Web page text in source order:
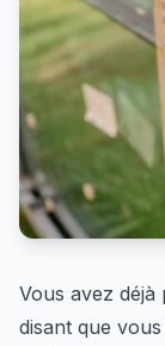
Vous avez
disant que